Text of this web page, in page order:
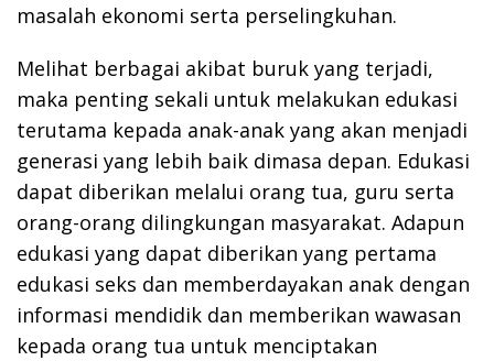
masalah ekonomi serta perselingkuhan.
Melihat berbagai akibat buruk yang terjadi,
maka penting sekali untuk melakukan edukasi
terutama kepada anak-anak yang akan menjadi
generasi yang lebih baik dimasa depan. Edukasi
dapat diberikan melalui orang tua, guru serta
orang-orang dilingkungan masyarakat. Adapun
edukasi yang dapat diberikan yang pertama
edukasi seks dan memberdayakan anak dengan
informasi mendidik dan memberikan wawasan
kepada orang tua untuk menciptakan